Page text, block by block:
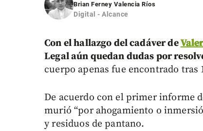
Brian Ferney Valencia Ríos
Digital - Alcance
Con el hallazgo del cadáver de
Legal aún quedan dudas por
cuerpo apenas fue encontrado tras
De acuerdo con el primer informe
murió “por ahogamiento o
y residuos de pantano.